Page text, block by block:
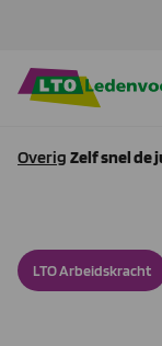
Overig Zelf snel de
LTO Arbeidskracht